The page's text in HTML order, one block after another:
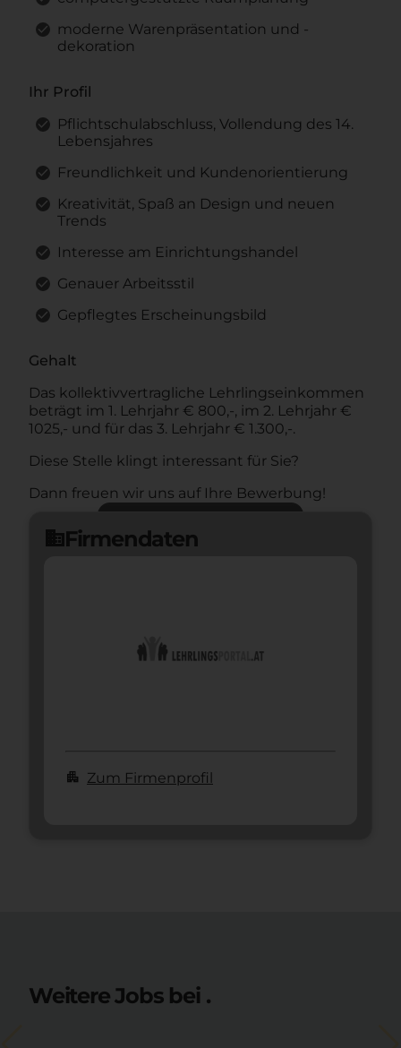
moderne Warenpräsentation und -
dekoration
Ihr Profil
Pflichtschulabschluss, Vollendung des 14.
Lebensjahres
Freundlichkeit und Kundenorientierung
Kreativität, Spaß an Design und neuen
Trends
Interesse am Einrichtungshandel
Genauer Arbeitsstil
Gepflegtes Erscheinungsbild
Gehalt
Das kollektivvertragliche Lehrlingseinkommen
beträgt im 1. Lehrjahr € 800,-, im 2. Lehrjahr €
1025,- und für das 3. Lehrjahr € 1.300,-.
Diese Stelle klingt interessant für Sie?
Dann freuen wir uns auf Ihre Bewerbung!
domainFirmendaten
apartment Zum Firmenprofil
Weitere Jobs bei .